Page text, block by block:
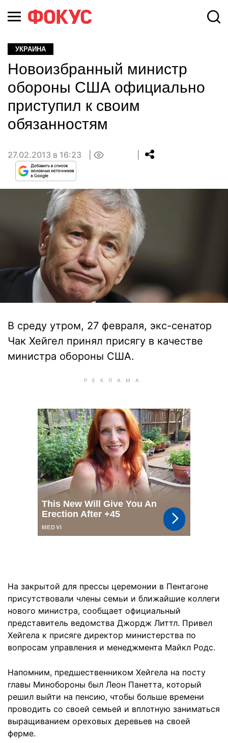
УКРАИНА
Новоизбранный министр
обороны США официально
приступил к своим
обязанностям
27.02.2013 в 16:23
В среду утром, 27 февраля, экс-сенатор
Чак Хейгел принял присягу в качестве
министра обороны США.
На закрытой для прессы церемонии в Пентагоне
присутствовали члены семьи и ближайшие коллеги
нового министра, сообщает официальный
представитель ведомства Джордж Литтл. Привел
Хейгела к присяге директор министерства по
вопросам управления и менеджмента Майкл Родс.
Напомним, предшественником Хейгела на посту
главы Минобороны был Леон Панетта, который
решил выйти на пенсию, чтобы больше времени
проводить со своей семьей и вплотную заниматься
выращиванием ореховых деревьев на своей
ферме.